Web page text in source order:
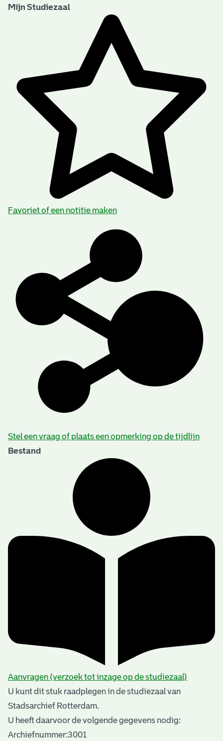
Mijn Studiezaal
Favoriet of een notitie maken
Stel een vraag of plaats een opmerking op de tijdlijn
Bestand
Aanvragen (verzoek tot inzage op de studiezaal)
U kunt dit stuk raadplegen in de studiezaal van
Stadsarchief Rotterdam.
U heeft daarvoor de volgende gegevens nodig:
Archiefnummer:3001